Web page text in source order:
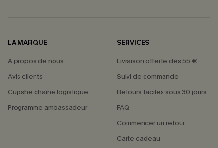
LA MARQUE
À propos de nous
Avis clients
Cupshe chaîne logistique
Programme ambassadeur
SERVICES
Livraison offerte dès 55 €
Suivi de commande
Retours faciles sous 30 jours
FAQ
Commencer un retour
Carte cadeau